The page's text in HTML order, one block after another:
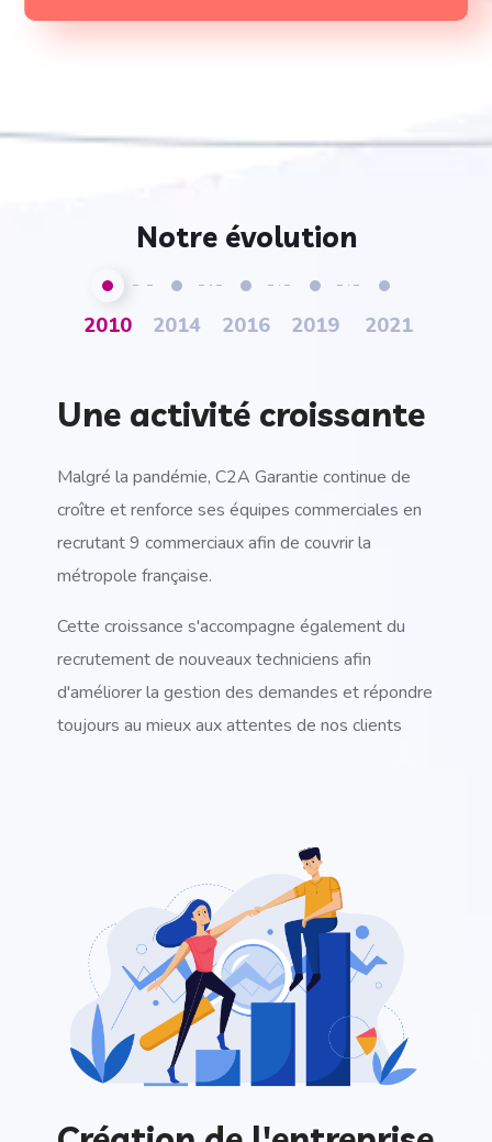
Notre évolution
2010 2014 2016 2019 2021
Une activité croissante
Malgré la pandémie, C2A Garantie continue de
croître et renforce ses équipes commerciales en
recrutant 9 commerciaux afin de couvrir la
métropole française.
Cette croissance s'accompagne également du
recrutement de nouveaux techniciens afin
d'améliorer la gestion des demandes et répondre
toujours au mieux aux attentes de nos clients